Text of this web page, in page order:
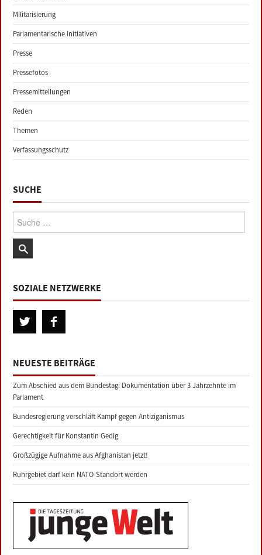
Militarisierung
Parlamentarische Initiativen
Presse
Pressefotos
Pressemitteilungen
Reden
Themen
Verfassungsschutz
SUCHE
Suche:
SOZIALE NETZWERKE
NEUESTE BEITRÄGE
Zum Abschied aus dem Bundestag: Dokumentation über 3 Jahrzehnte im
Parlament
Bundesregierung verschläft Kampf gegen Antiziganismus
Gerechtigkeit für Konstantin Gedig
Großzügige Aufnahme aus Afghanistan jetzt!
Ruhrgebiet darf kein NATO-Standort werden